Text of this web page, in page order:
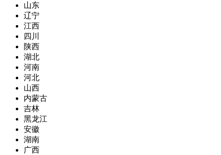
山东
辽宁
江西
四川
陕西
湖北
河南
河北
山西
内蒙古
吉林
黑龙江
安徽
湖南
广西